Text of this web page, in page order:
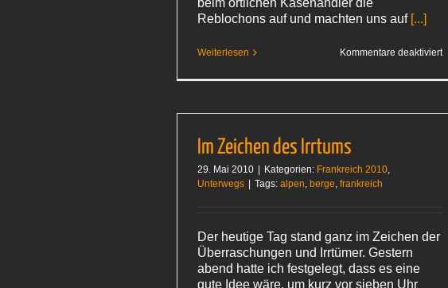
beim örtlichen Käsehändler die
Reblochons auf und machten uns auf [...]
Weiterlesen Kommentare deaktiviertfür
Im Zeichen des Irrtums
29. Mai 2010 Kategorien: Frankreich 2010,
Unterwegs
Tags: alpen, berge, frankreich
Der heutige Tag stand ganz im Zeichen der
Überraschungen und Irrtümer. Gestern
abend hatte ich festgelegt, dass es eine
gute Idee wäre, um kurz vor sieben Uhr